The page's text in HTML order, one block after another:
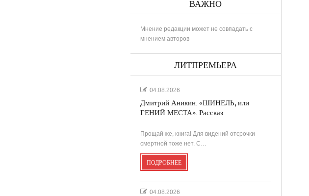
ВАЖНО
Мнение редакции может не совпадать с
мнением авторов
ЛИТПРЕМЬЕРА
04.08.2026
Дмитрий Аникин. «ШИНЕЛЬ, или
ГЕНИЙ МЕСТА». Рассказ
Прощай же, книга! Для видений отсрочки
смертной тоже нет. С…
ПОДРОБНЕЕ
04.08.2026